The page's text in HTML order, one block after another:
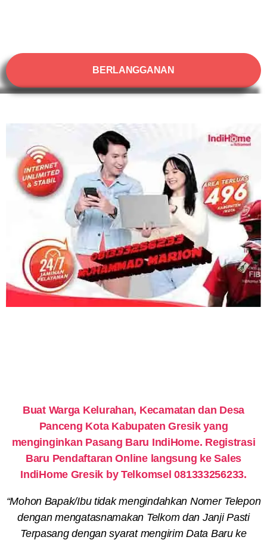
BERLANGGANAN
Buat Warga Kelurahan, Kecamatan dan Desa
Panceng Kota Kabupaten Gresik yang
menginginkan Pasang Baru IndiHome. Registrasi
Baru Pendaftaran Online langsung ke Sales
IndiHome Gresik by Telkomsel 081333256233.
“Mohon Bapak/Ibu tidak mengindahkan Nomer Telepon
dengan mengatasnamakan Telkom dan Janji Pasti
Terpasang dengan syarat mengirim Data Baru ke